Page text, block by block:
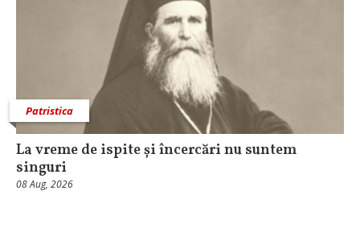
Patristica
La vreme de ispite și încercări nu suntem
singuri
08 Aug, 2026